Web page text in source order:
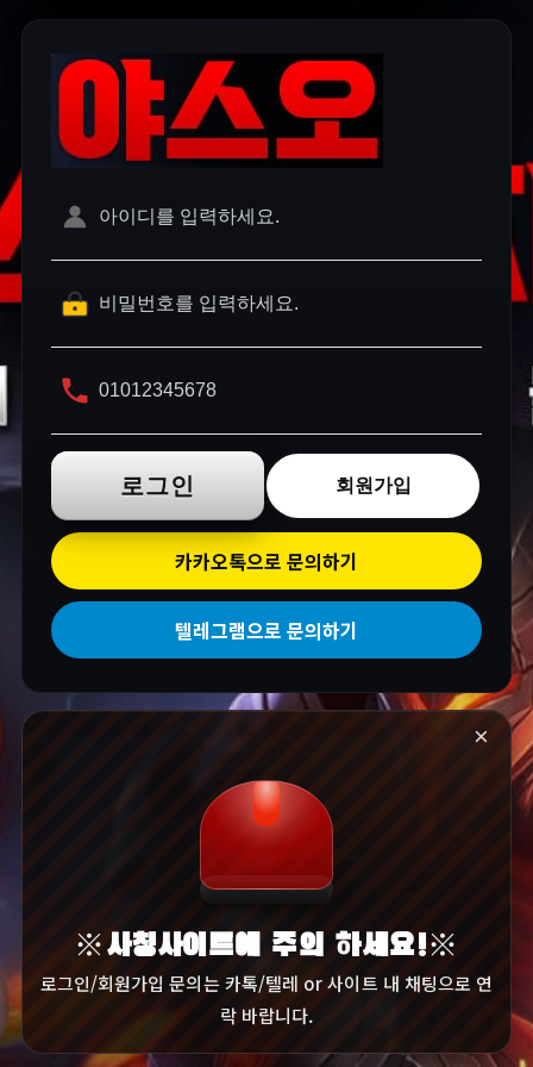
로그인 회원가입
카카오톡으로 문의하기
텔레그램으로 문의하기
×
※사칭사이트에 주의 하세요!※
로그인/회원가입 문의는 카톡/텔레 or 사이트 내 채팅으로 연
락 바랍니다.